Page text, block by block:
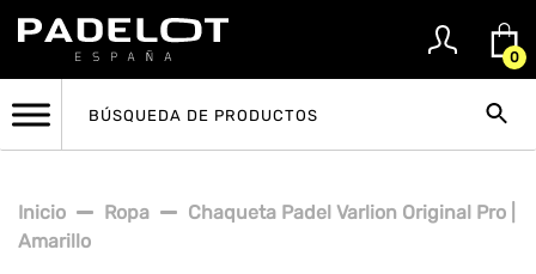
0
Inicio Ropa
Chaqueta Padel Varlion Original Pro |
Amarillo